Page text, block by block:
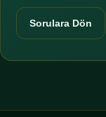
Sorulara Dön